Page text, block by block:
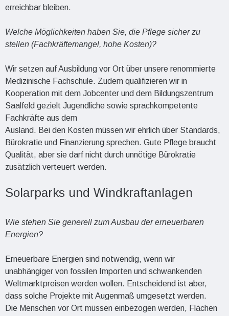
erreichbar bleiben.
Welche Möglichkeiten haben Sie, die Pflege sicher zu
stellen (Fachkräftemangel, hohe Kosten)?
Wir setzen auf Ausbildung vor Ort über unsere renommierte
Medizinische Fachschule. Zudem qualifizieren wir in
Kooperation mit dem Jobcenter und dem Bildungszentrum
Saalfeld gezielt Jugendliche sowie sprachkompetente
Fachkräfte aus dem
Ausland. Bei den Kosten müssen wir ehrlich über Standards,
Bürokratie und Finanzierung sprechen. Gute Pflege braucht
Qualität, aber sie darf nicht durch unnötige Bürokratie
zusätzlich verteuert werden.
Solarparks und Windkraftanlagen
Wie stehen Sie generell zum Ausbau der erneuerbaren
Energien?
Erneuerbare Energien sind notwendig, wenn wir
unabhängiger von fossilen Importen und schwankenden
Weltmarktpreisen werden wollen. Entscheidend ist aber,
dass solche Projekte mit Augenmaß umgesetzt werden.
Die Menschen vor Ort müssen einbezogen werden, Flächen